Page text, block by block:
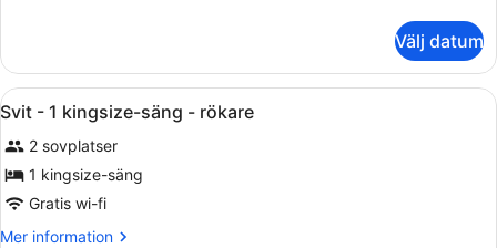
säng
rökare
-
kingsize-
-
rökare
Välj datum
Öppna
alla
foton
för
Svit
-
Ett modernt hotellrum med ett
1
Svit - 1 kingsize-säng - rökare
2 sovplatser
1 kingsize-säng
Gratis wi-fi
Mer information
Mer